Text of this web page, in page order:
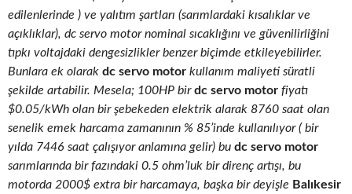
edilenlerinde ) ve yalıtım şartları (sarımlardaki kısalıklar ve
açıklıklar), dc servo motor nominal sıcaklığını ve güvenilirliğini
tıpkı voltajdaki dengesizlikler benzer biçimde etkileyebilirler.
Bunlara ek olarak dc servo motor kullanım maliyeti süratli
şekilde artabilir. Mesela; 100HP birdc servo motor fiyatı
$0.05/kWh olan bir şebekeden elektrik alarak 8760 saat olan
senelik emek harcama zamanının % 85’inde kullanılıyor ( bir
yılda 7446 saat çalışıyor anlamına gelir) bu dc servo motor
sarımlarında bir fazındaki 0.5 ohm’luk bir direnç artışı, bu
motorda 2000$ extra bir harcamaya, başka bir deyişle Balıkesir